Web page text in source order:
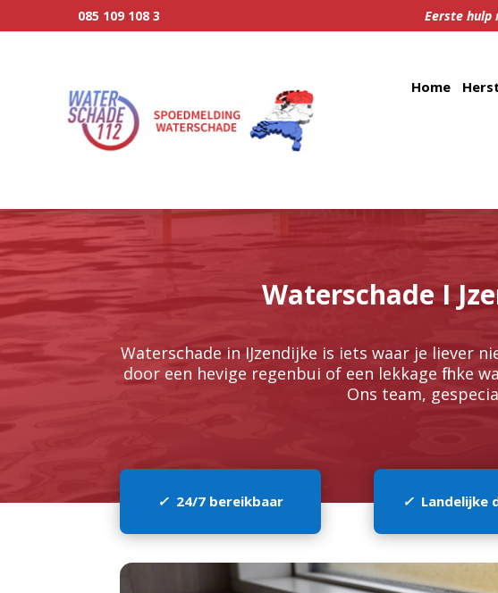
085 109 108 3 Eerste hulp
Home
Waterschade I
Waterschade in IJzendijke is iets waar je liever
door een hevige regenbui of een lekkage flinke
Ons team,
✓ 24/7 bereikbaar ✓ Landelijke